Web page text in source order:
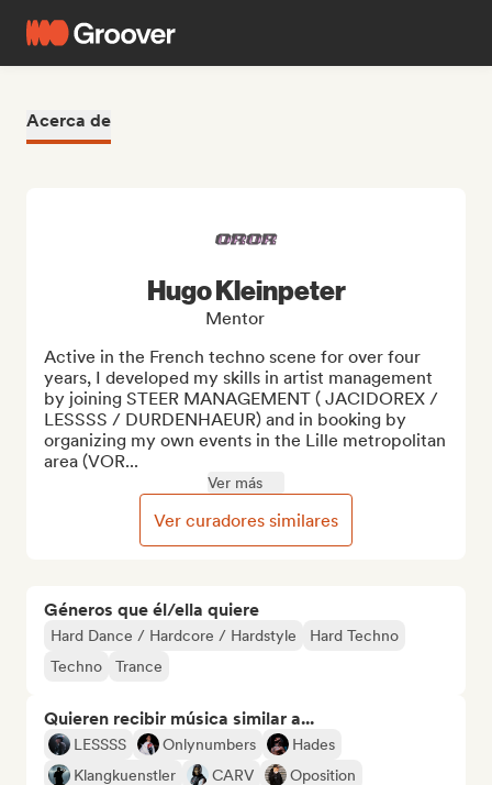
Acerca de
Géneros que él/ella quiere
Hard Dance / Hardcore / Hardstyle
Hard Techno
Techno
Trance
Quieren recibir música similar a...
LESSSS Onlynumbers
Hades
Klangkuenstler
CARV Oposition
Hugo Kleinpeter
Mentor
Active in the French techno scene for over four
years, I developed my skills in artist management
by joining STEER MANAGEMENT ( JACIDOREX /
LESSSS / DURDENHAEUR) and in booking by
organizing my own events in the Lille metropolitan
area (VOR...
Ver más
Ver curadores similares